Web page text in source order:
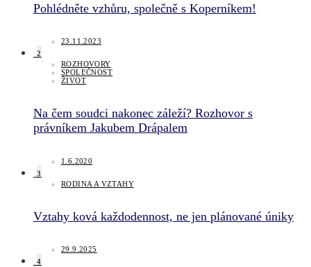
Pohlédněte vzhůru, společně s Koperníkem!
23.11.2023
2
ROZHOVORY
SPOLEČNOST
ŽIVOT
Na čem soudci nakonec záleží? Rozhovor s
právníkem Jakubem Drápalem
1.6.2020
3
RODINA A VZTAHY
Vztahy ková každodennost, ne jen plánované úniky
29.9.2025
4